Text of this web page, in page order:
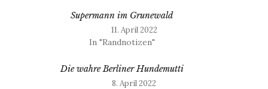
Supermann im Grunewald
11. April 2022
In "Randnotizen"
Die wahre Berliner Hundemutti
8. April 2022